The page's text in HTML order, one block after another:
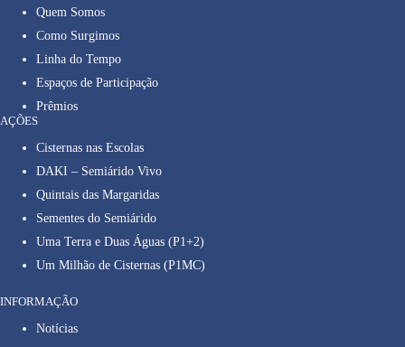
Quem Somos
Como Surgimos
Linha do Tempo
Espaços de Participação
Prêmios
AÇÕES
Cisternas nas Escolas
DAKI – Semiárido Vivo
Quintais das Margaridas
Sementes do Semiárido
Uma Terra e Duas Águas (P1+2)
Um Milhão de Cisternas (P1MC)
INFORMAÇÃO
Notícias